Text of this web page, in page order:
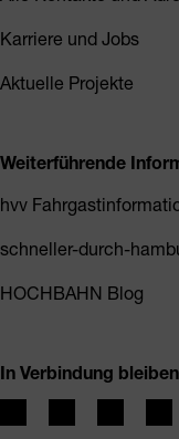
Karriere und Jobs
Aktuelle Projekte
Weiterführende
hvv
schneller-durch-
HOCHBAHN Blog
In Verbindung bleiben